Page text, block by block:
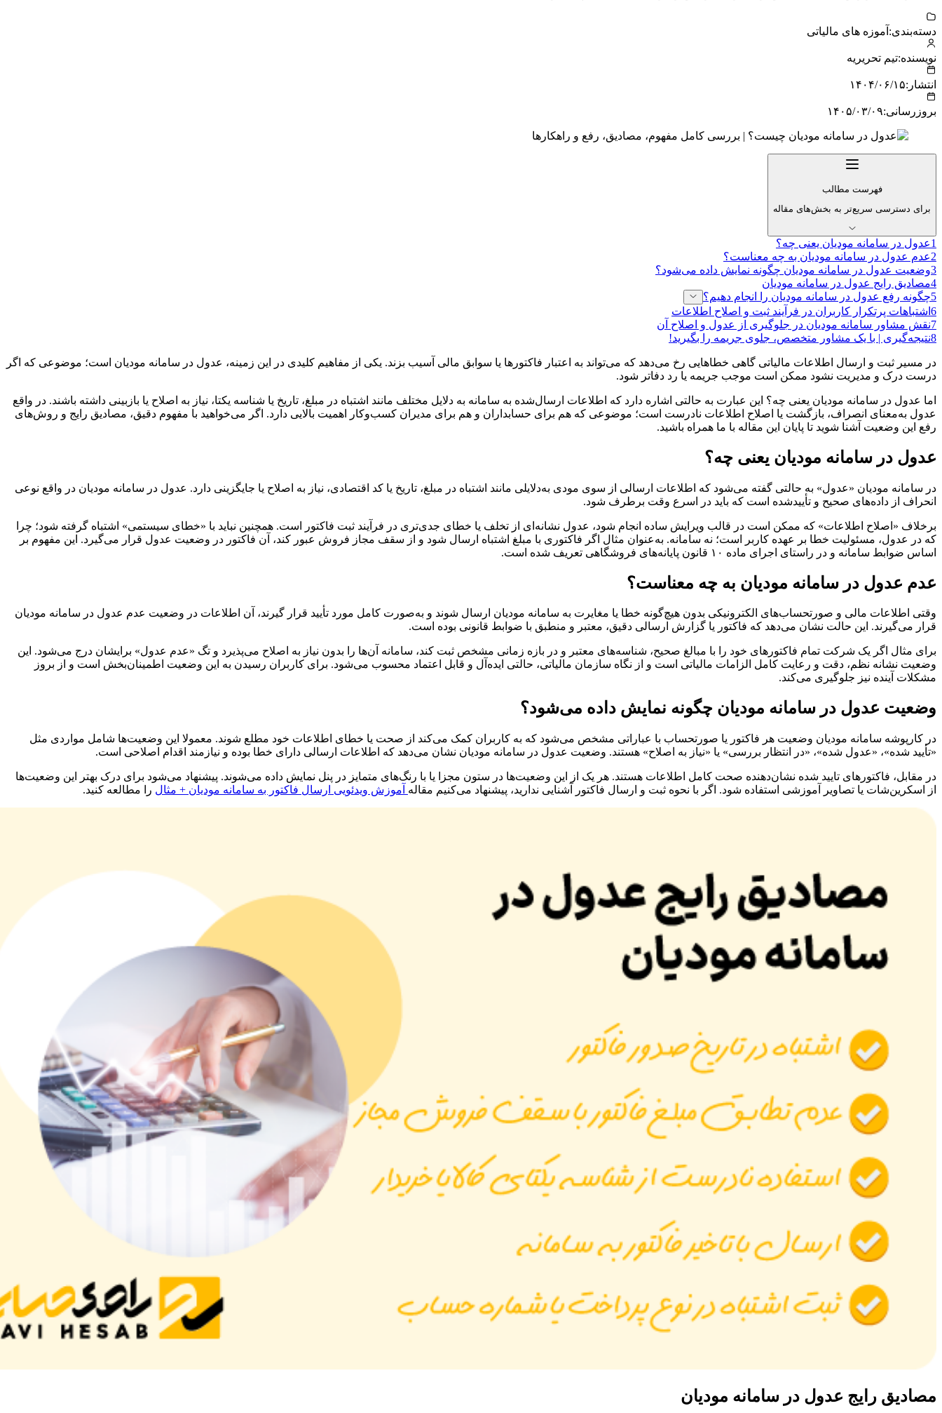
دسته‌بندی: آموزه های مالیاتی
نویسنده:تیم تحریریه
انتشار:۱۴۰۴/۰۶/۱۵
بروزرسانی:۱۴۰۵/۰۳/۰۹
فهرست مطالب
برای دسترسی سریع‌تر به بخش‌های مقاله
1عدول در سامانه مودیان یعنی چه؟
2عدم عدول در سامانه مودیان به چه معناست؟
3وضعیت عدول در سامانه مودیان چگونه نمایش داده می‌شود؟
4مصادیق رایج عدول در سامانه مودیان
5چگونه رفع عدول در سامانه مودیان را انجام دهیم؟
6 اشتباهات پرتکرار کاربران در فرآیند ثبت و اصلاح اطلاعات
7نقش مشاور سامانه مودیان در جلوگیری از عدول و اصلاح آن
8نتیجه‌گیری | با یک مشاور متخصص، جلوی جریمه را بگیرید!
در مسیر ثبت و ارسال اطلاعات مالیاتی گاهی خطاهایی رخ می‌دهد که می‌تواند به اعتبار فاکتورها یا سوابق مالی آسیب بزند. یکی از مفاهیم کلیدی در این زمینه، عدول در سامانه مودیان است؛ موضوعی که اگر
درست درک و مدیریت نشود ممکن است موجب جریمه یا رد دفاتر شود.
اما عدول در سامانه مودیان یعنی چه؟ این عبارت به حالتی اشاره دارد که اطلاعات ارسال‌شده به سامانه به دلایل مختلف مانند اشتباه در مبلغ، تاریخ یا شناسه یکتا، نیاز به اصلاح یا بازبینی داشته باشند. در واقع
عدول به‌معنای انصراف، بازگشت یا اصلاح اطلاعات نادرست است؛ موضوعی که هم برای حسابداران و هم برای مدیران کسب‌وکار اهمیت بالایی دارد. اگر می‌خواهید با مفهوم دقیق، مصادیق رایج و روش‌های
رفع این وضعیت آشنا شوید تا پایان این مقاله با ما همراه باشید.
عدول در سامانه مودیان یعنی چه؟
در سامانه مودیان «عدول» به حالتی گفته می‌شود که اطلاعات ارسالی از سوی مودی به‌دلایلی مانند اشتباه در مبلغ، تاریخ یا کد اقتصادی، نیاز به اصلاح یا جایگزینی دارد. عدول در سامانه مودیان در واقع نوعی
انحراف از داده‌های صحیح و تأییدشده است که باید در اسرع وقت برطرف شود.
برخلاف «اصلاح اطلاعات» که ممکن است در قالب ویرایش ساده انجام شود، عدول نشانه‌ای از تخلف یا خطای جدی‌تری در فرآیند ثبت فاکتور است. همچنین نباید با «خطای سیستمی» اشتباه گرفته شود؛ چرا
که در عدول، مسئولیت خطا بر عهده کاربر است؛ نه سامانه. به‌عنوان مثال اگر فاکتوری با مبلغ اشتباه ارسال شود و از سقف مجاز فروش عبور کند، آن فاکتور در وضعیت عدول قرار می‌گیرد. این مفهوم بر
اساس ضوابط سامانه و در راستای اجرای ماده ۱۰ قانون پایانه‌های فروشگاهی تعریف شده است.
عدم عدول در سامانه مودیان به چه معناست؟
وقتی اطلاعات مالی و صورتحساب‌های الکترونیکی بدون هیچ‌گونه خطا یا مغایرت به سامانه مودیان ارسال شوند و به‌صورت کامل مورد تأیید قرار گیرند، آن اطلاعات در وضعیت عدم عدول در سامانه مودیان
قرار می‌گیرند. این حالت نشان می‌دهد که فاکتور یا گزارش ارسالی دقیق، معتبر و منطبق با ضوابط قانونی بوده است.
برای مثال اگر یک شرکت تمام فاکتورهای خود را با مبالغ صحیح، شناسه‌های معتبر و در بازه زمانی مشخص ثبت کند، سامانه آن‌ها را بدون نیاز به اصلاح می‌پذیرد و تگ «عدم عدول» برایشان درج می‌شود. این
وضعیت نشانه نظم، دقت و رعایت کامل الزامات مالیاتی است و از نگاه سازمان مالیاتی، حالتی ایده‌آل و قابل اعتماد محسوب می‌شود. برای کاربران رسیدن به این وضعیت اطمینان‌بخش است و از بروز
مشکلات آینده نیز جلوگیری می‌کند.
وضعیت عدول در سامانه مودیان چگونه نمایش داده می‌شود؟
در کارپوشه سامانه مودیان وضعیت هر فاکتور یا صورتحساب با عباراتی مشخص می‌شود که به کاربران کمک می‌کند از صحت یا خطای اطلاعات خود مطلع شوند. معمولا این وضعیت‌ها شامل مواردی مثل
«تأیید شده»، «عدول شده»، «در انتظار بررسی» یا «نیاز به اصلاح» هستند. وضعیت عدول در سامانه مودیان نشان می‌دهد که اطلاعات ارسالی دارای خطا بوده و نیازمند اقدام اصلاحی است.
در مقابل، فاکتورهای تایید شده نشان‌دهنده صحت کامل اطلاعات هستند. هر یک از این وضعیت‌ها در ستون مجزا یا با رنگ‌های متمایز در پنل نمایش داده می‌شوند. پیشنهاد می‌شود برای درک بهتر این وضعیت‌ها
از اسکرین‌شات یا تصاویر آموزشی استفاده شود. اگر با نحوه ثبت و ارسال فاکتور آشنایی ندارید، پیشنهاد می‌کنیم مقاله آموزش ویدئویی ارسال فاکتور به سامانه مودیان + مثال را مطالعه کنید.
مصادیق رایج عدول در سامانه مودیان